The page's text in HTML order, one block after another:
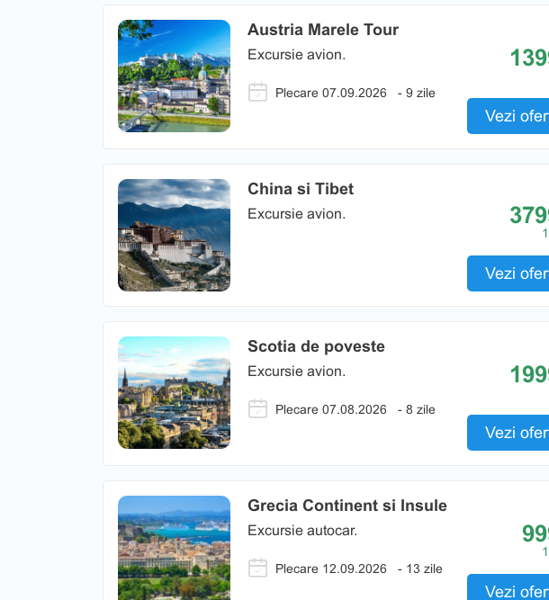
Austria Marele Tour
Excursie avion.
Plecare 07.09.2026 - 9 zile
Vezi
China si Tibet
Excursie avion.
Vezi
Scotia de poveste
Excursie avion.
Plecare 07.08.2026 - 8 zile
Vezi
Grecia Continent si Insule
Excursie autocar.
Plecare 12.09.2026 - 13 zile
Vezi